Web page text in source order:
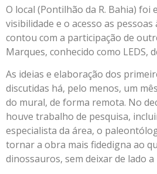
O local (Pontilhão da R. Bahia) foi
visibilidade e o acesso as pessoas
contou com a participação de
Marques, conhecido como LEDS,
As ideias e elaboração dos
discutidas há, pelo menos, um
do mural, de forma remota. No
houve trabalho de pesquisa,
especialista da área, o
tornar a obra mais fidedigna ao
dinossauros, sem deixar de lado